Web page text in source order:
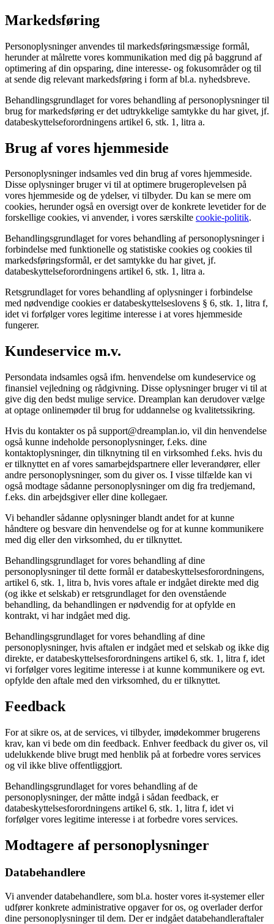
Markedsføring
Personoplysninger anvendes til markedsføringsmæssige formål,
herunder at målrette vores kommunikation med dig på baggrund af
optimering af din opsparing, dine interesse- og fokusområder og til
at sende dig relevant markedsføring i form af bl.a. nyhedsbreve.
Behandlingsgrundlaget for vores behandling af personoplysninger til
brug for markedsføring er det udtrykkelige samtykke du har givet, jf.
databeskyttelseforordningens artikel 6, stk. 1, litra a.
Brug af vores hjemmeside
Personoplysninger indsamles ved din brug af vores hjemmeside.
Disse oplysninger bruger vi til at optimere brugeroplevelsen på
vores hjemmeside og de ydelser, vi tilbyder. Du kan se mere om
cookies, herunder også en oversigt over de konkrete levetider for de
forskellige cookies, vi anvender, i vores særskilte cookie-politik.
Behandlingsgrundlaget for vores behandling af personoplysninger i
forbindelse med funktionelle og statistiske cookies og cookies til
markedsføringsformål, er det samtykke du har givet, jf.
databeskyttelseforordningens artikel 6, stk. 1, litra a.
Retsgrundlaget for vores behandling af oplysninger i forbindelse
med nødvendige cookies er databeskyttelseslovens § 6, stk. 1, litra f,
idet vi forfølger vores legitime interesse i at vores hjemmeside
fungerer.
Kundeservice m.v.
Persondata indsamles også ifm. henvendelse om kundeservice og
finansiel vejledning og rådgivning. Disse oplysninger bruger vi til at
give dig den bedst mulige service. Dreamplan kan derudover vælge
at optage onlinemøder til brug for uddannelse og kvalitetssikring.
Hvis du kontakter os på support@dreamplan.io, vil din henvendelse
også kunne indeholde personoplysninger, f.eks. dine
kontaktoplysninger, din tilknytning til en virksomhed f.eks. hvis du
er tilknyttet en af vores samarbejdspartnere eller leverandører, eller
andre personoplysninger, som du giver os. I visse tilfælde kan vi
også modtage sådanne personoplysninger om dig fra tredjemand,
f.eks. din arbejdsgiver eller dine kollegaer.
Vi behandler sådanne oplysninger blandt andet for at kunne
håndtere og besvare din henvendelse og for at kunne kommunikere
med dig eller den virksomhed, du er tilknyttet.
Behandlingsgrundlaget for vores behandling af dine
personoplysninger til dette formål er databeskyttelsesforordningens,
artikel 6, stk. 1, litra b, hvis vores aftale er indgået direkte med dig
(og ikke et selskab) er retsgrundlaget for den ovenstående
behandling, da behandlingen er nødvendig for at opfylde en
kontrakt, vi har indgået med dig.
Behandlingsgrundlaget for vores behandling af dine
personoplysninger, hvis aftalen er indgået med et selskab og ikke dig
direkte, er databeskyttelsesforordningens artikel 6, stk. 1, litra f, idet
vi forfølger vores legitime interesse i at kunne kommunikere og evt.
opfylde den aftale med den virksomhed, du er tilknyttet.
Feedback
For at sikre os, at de services, vi tilbyder, imødekommer brugerens
krav, kan vi bede om din feedback. Enhver feedback du giver os, vil
udelukkende blive brugt med henblik på at forbedre vores services
og vil ikke blive offentliggjort.
Behandlingsgrundlaget for vores behandling af de
personoplysninger, der måtte indgå i sådan feedback, er
databeskyttelsesforordningens artikel 6, stk. 1, litra f, idet vi
forfølger vores legitime interesse i at forbedre vores services.
Modtagere af personoplysninger
Databehandlere
Vi anvender databehandlere, som bl.a. hoster vores it-systemer eller
udfører konkrete administrative opgaver for os, og overlader derfor
dine personoplysninger til dem. Der er indgået databehandleraftaler